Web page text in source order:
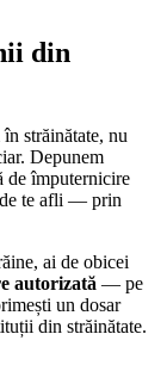
din
străinătate, nu
Depunem
de împuternicire
te afli — prin
ai de obicei
autorizată — pe
un dosar
din străinătate.